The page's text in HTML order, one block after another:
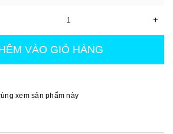
+
VÀO GIỎ HÀNG
xem sản phẩm này